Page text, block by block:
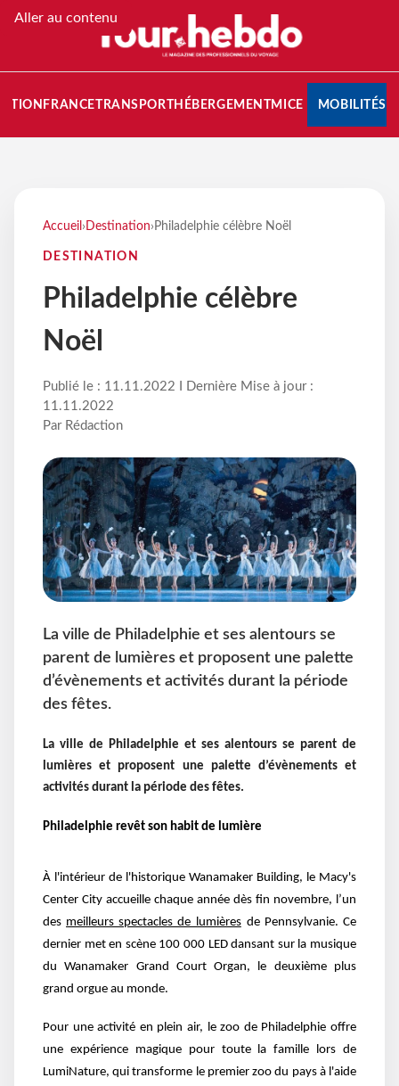
Aller au contenu
FRANCETRANSPORT HÉBERGEMENTMICE MOBILITÉS
Accueil › Destination› Philadelphie célèbre Noël
DESTINATION
Philadelphie célèbre
Noël
Publié le : 11.11.2022 I Dernière Mise à jour :
11.11.2022
Par Rédaction
La ville de Philadelphie et ses alentours se
parent de lumières et proposent une palette
d’évènements et activités durant la période
des fêtes.
La ville de Philadelphie et ses alentours se parent de
lumières et proposent une palette d’évènements et
activités durant la période des fêtes.
Philadelphie revêt son habit de lumière
À l'intérieur de l'historique Wanamaker Building, le Macy's
Center City accueille chaque année dès fin novembre, l’un
des meilleurs spectacles de lumières de Pennsylvanie. Ce
dernier met en scène 100 000 LED dansant sur la musique
du Wanamaker Grand Court Organ, le deuxième plus
grand orgue au monde.
Pour une activité en plein air, le zoo de Philadelphie offre
une expérience magique pour toute la famille lors de
LumiNature, qui transforme le premier zoo du pays à l'aide